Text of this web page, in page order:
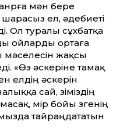
мән бере
ел, әдебиеті
Ол туралы сұхбатқа
ойларды ортаға
мәселесін жақсы
«Өз әскеріне тамақ
елдің әскерін
сай, өзіміздің
өмір бойы өзгенің
тайраңдататын